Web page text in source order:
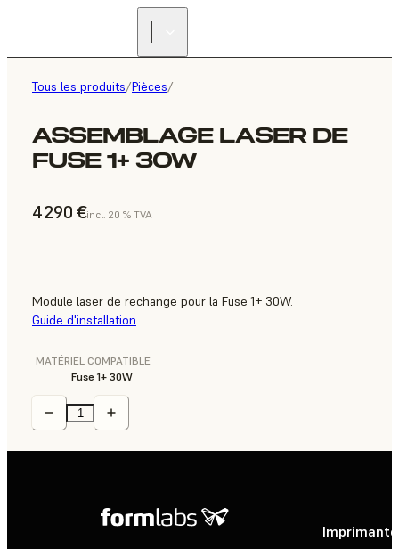
Tous les produits/Pièces/
ASSEMBLAGE LASER DE
FUSE 1+ 30W
4 290 €incl. 20 % TVA
Module laser de rechange pour la Fuse 1+ 30W.
Guide d'installation
MATÉRIEL COMPATIBLE
Fuse 1+ 30W